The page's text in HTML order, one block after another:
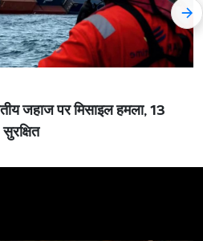
जहाज पर मिसाइल हमला, 13